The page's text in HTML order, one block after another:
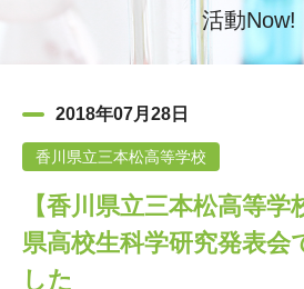
中谷財団につ
設立趣意書
沿革 40年
中谷
中谷財団事業紹介
神戸賞 長期
研究助成
中谷財団動画
その他情報
その他情報
活動Now!
2018年07月28日
香川県立三本松高等学校
【香川県立三本松高等学
県高校生科学研究発表会
した